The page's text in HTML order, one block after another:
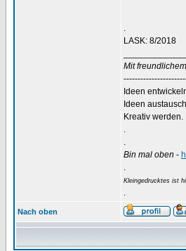
.
LASK: 8/2018
Mit
Ideen
Ideen
Kreativ werden.
.
.
Bin mal oben -
.
Kleingedrucktes ist
.
Nach oben